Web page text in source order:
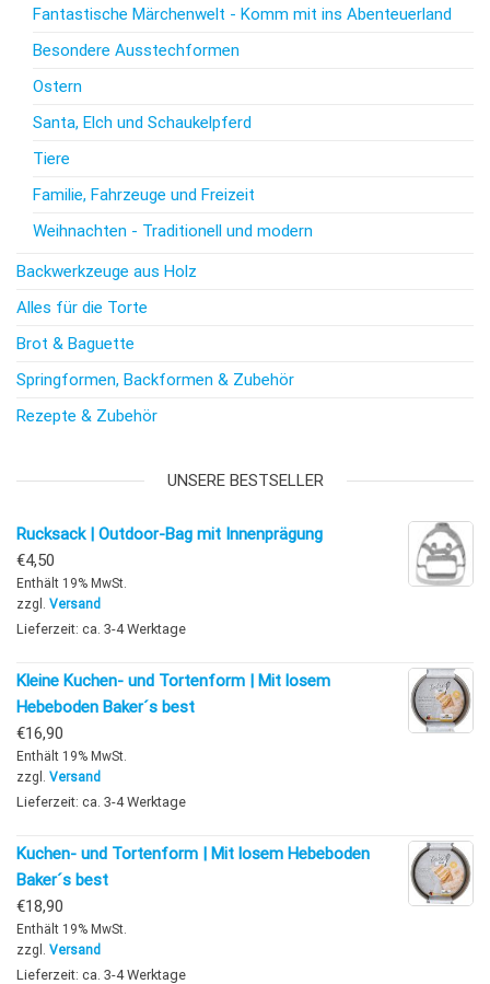
Fantastische Märchenwelt - Komm mit ins Abenteuerland
Besondere Ausstechformen
Ostern
Santa, Elch und Schaukelpferd
Tiere
Familie, Fahrzeuge und Freizeit
Weihnachten - Traditionell und modern
Backwerkzeuge aus Holz
Alles für die Torte
Brot & Baguette
Springformen, Backformen & Zubehör
Rezepte & Zubehör
UNSERE BESTSELLER
Rucksack | Outdoor-Bag mit Innenprägung
€4,50
Enthält 19% MwSt.
zzgl. Versand
Lieferzeit: ca. 3-4 Werktage
Kleine Kuchen- und Tortenform | Mit losem
Hebeboden Baker´s best
€16,90
Enthält 19% MwSt.
zzgl. Versand
Lieferzeit: ca. 3-4 Werktage
Kuchen- und Tortenform | Mit losem Hebeboden
Baker´s best
€18,90
Enthält 19% MwSt.
zzgl. Versand
Lieferzeit: ca. 3-4 Werktage